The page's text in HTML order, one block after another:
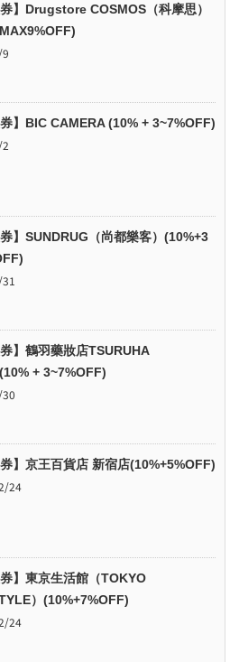
券】Drugstore COSMOS（科摩思）
券】BIC CAMERA (10% + 3~7%OFF)
券】SUNDRUG（尚都樂客）(10%+3
券】鶴羽藥妝店TSURUHA
+ 3~7%OFF)
券】京王百貨店 新宿店(10%+5%OFF)
24
券】東京生活館（TOKYO
）(10%+7%OFF)
24